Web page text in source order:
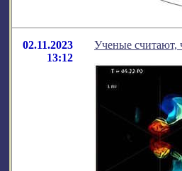
02.11.2023
13:12
Ученые считают,